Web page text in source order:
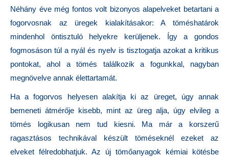
Néhány éve még fontos volt bizonyos alapelveket betartani a
fogorvosnak az üregek kialakításakor: A töméshatárok
mindenhol öntisztuló helyekre kerüljenek. Így a gondos
fogmosáson túl a nyál és nyelv is tisztogatja azokat a kritikus
pontokat, ahol a tömés találkozik a fogunkkal, nagyban
megnövelve annak élettartamát.
Ha a fogorvos helyesen alakítja ki az üreget, úgy annak
bemeneti átmérője kisebb, mint az üreg alja, úgy elvileg a
tömés logikusan nem tud kiesni. Ma már a korszerű
ragasztásos technikával készült töméseknél ezeket az
elveket félredobhatjuk. Az új tömőanyagok kémiai kötésbe